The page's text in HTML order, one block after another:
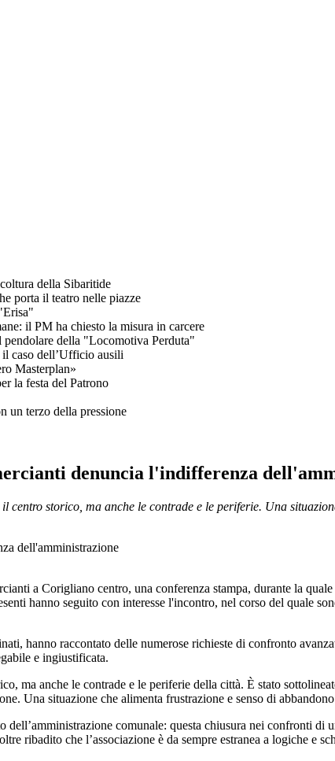
della Sibaritide
porta il teatro nelle piazze
il PM ha chiesto la misura in carcere
della "Locomotiva Perduta"
il caso dell’Ufficio ausili
Masterplan»
la festa del Patrono
un terzo della pressione
denuncia l'indifferenza
storico, ma anche le contrade e le periferie. Una
a Corigliano centro, una conferenza stampa, durante la
hanno seguito con interesse l'incontro, nel corso del quale
hanno raccontato delle numerose richieste di confronto
e ingiustificata.
ma anche le contrade e le periferie della città. È stato
Una situazione che alimenta frustrazione e senso di
comunale: questa chiusura nei confronti di
ribadito che l’associazione è da sempre estranea a logiche e